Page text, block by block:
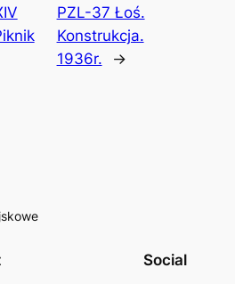
PZL-37 Łoś.
Konstrukcja.
1936r.
→
Social